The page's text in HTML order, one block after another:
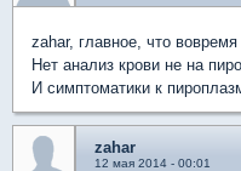
zahar, главное, что
Нет анализ крови не на
И симптоматики к
zahar
12 мая 2014 - 00:01